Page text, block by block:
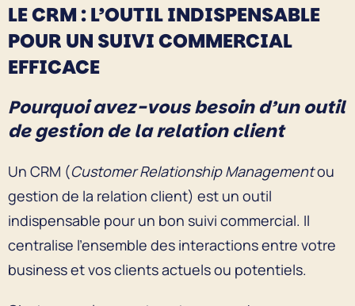
LE CRM : L’OUTIL INDISPENSABLE
POUR UN SUIVI COMMERCIAL
EFFICACE
Pourquoi avez-vous besoin d’un outil
de gestion de la relation client
Un CRM (Customer Relationship Managementou
gestion de la relation client) est un outil
indispensable pour un bon suivi commercial. Il
centralise l’ensemble des interactions entre votre
business et vos clients actuels ou potentiels.